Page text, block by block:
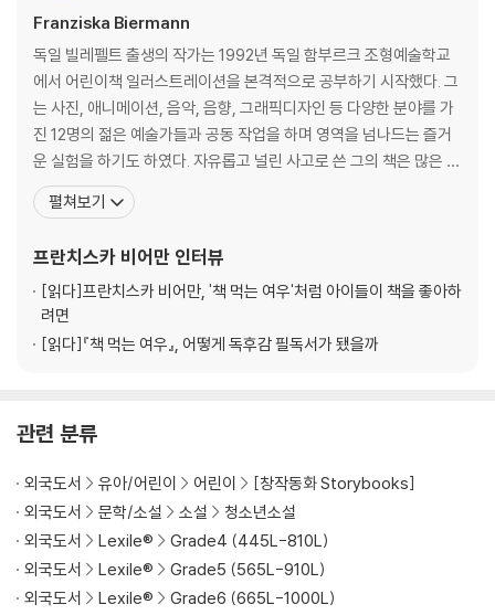
Franziska Biermann
독일 빌레펠트 출생의 작가는 1992년 독일 함부르크 조형예술학교
에서 어린이책 일러스트레이션을 본격적으로 공부하기 시작했다. 그
는 사진, 애니메이션, 음악, 음향, 그래픽디자인 등 다양한 분야를 가
진 12명의 젊은 예술가들과 공동 작업을 하며 영역을 넘나드는 즐거
운 실험을 하기도 하였다. 자유롭고 널린 사고로 쓴 그의 책은 많은 어
린이들에게 인기가 있다. 그녀가 출간한 ‘책 먹는 여우’는 최근 한국에
서 100쇄를 돌파했다. 지금까지 35만명 어린이 독자들이 이 책을 만
미있는 소동을 통하여 독서의 의미와 방법
펼쳐보기
프란치스카 비어만 인터뷰
[읽다]프란치스카 비어만, '책 먹는 여우'처럼 아이들이 책을 좋아하
려면
[읽다]『책 먹는 여우』, 어떻게 독후감 필독서가 됐을까
관련 분류
외국도서 유아/어린이 어린이
[창작동화 Storybooks]
외국도서
문학/소설 소설
청소년소설
외국도서
Lexile®
Grade4 (445L-810L)
외국도서
Lexile®
Grade5 (565L-910L)
외국도서
Lexile®
Grade6 (665L-1000L)